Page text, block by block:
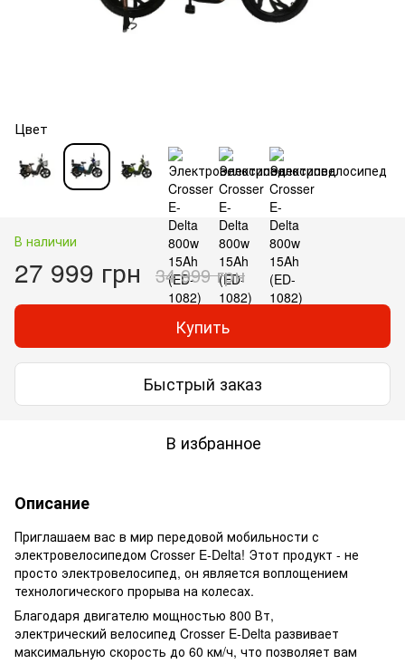
Цвет
В наличии
27 999 грн 34 999 грн
Купить
Быстрый заказ
В избранное
Описание
Приглашаем вас в мир передовой мобильности с
электровелосипедом Crosser E-Delta! Этот продукт - не
просто электровелосипед, он является воплощением
технологического прорыва на колесах.
Благодаря двигателю мощностью 800 Вт,
электрический велосипед Crosser E-Delta развивает
максимальную скорость до 60 км/ч, что позволяет вам